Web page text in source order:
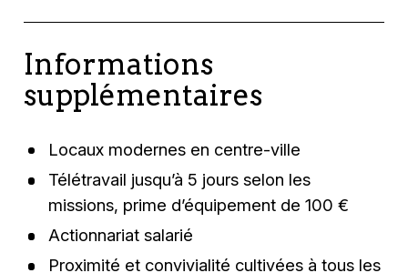
Informations
supplémentaires
Locaux modernes en centre-ville
Télétravail jusqu’à 5 jours selon les
missions, prime d’équipement de 100 €
Actionnariat salarié
Proximité et convivialité cultivées à tous les